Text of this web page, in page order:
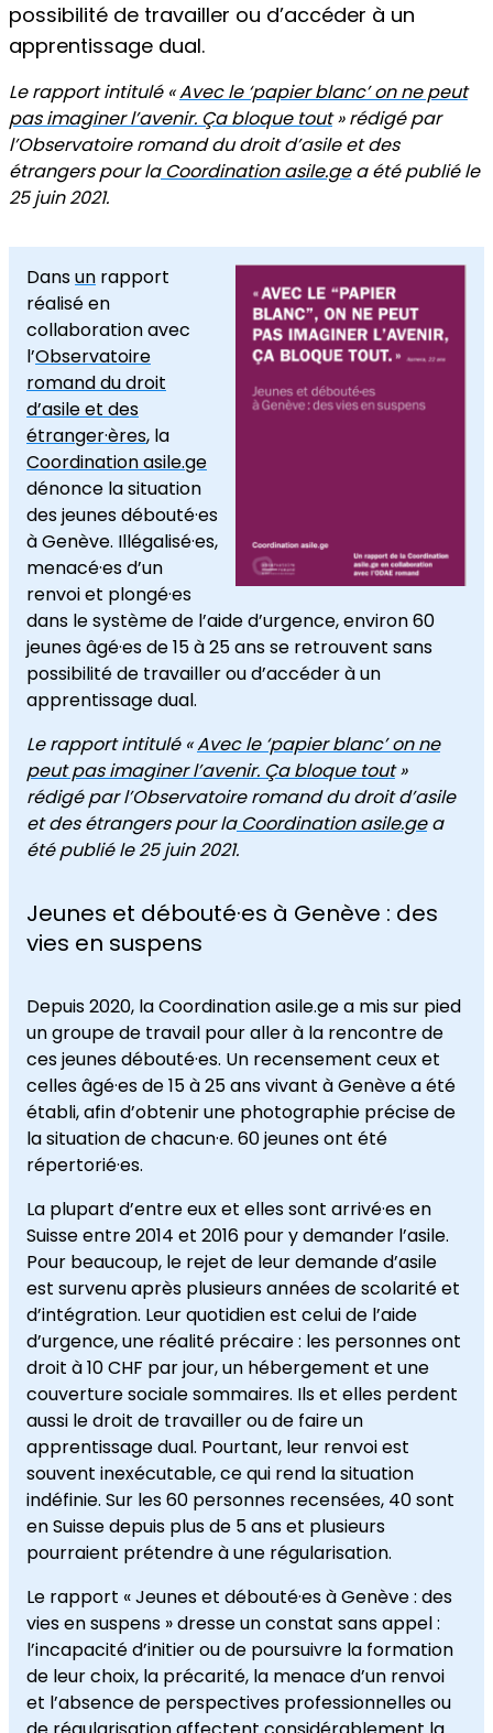
possibilité de travailler ou d’accéder à un
apprentissage dual.
Le rapport intitulé «Avec le ‘papier blanc’ on ne peut
pas imaginer l’avenir. Ça bloque tout» rédigé par
l’Observatoire romand du droit d’asile et des
étrangers pour laCoordination asile.gea été publié le
25 juin 2021.
Dansun rapport
réalisé en
collaboration avec
l’Observatoire
romand du droit
d’asile et des
étranger·ères, la
Coordination asile.ge
dénonce la situation
des jeunes débouté·es
à Genève. Illégalisé·es,
menacé·es d’un
renvoi et plongé·es
dans le système de l’aide d’urgence, environ 60
jeunes âgé·es de 15 à 25 ans se retrouvent sans
possibilité de travailler ou d’accéder à un
apprentissage dual.
Le rapport intitulé «Avec le ‘papier blanc’ on ne
peut pas imaginer l’avenir. Ça bloque tout»
rédigé par l’Observatoire romand du droit d’asile
et des étrangers pour laCoordination asile.gea
été publié le 25 juin 2021.
Jeunes et débouté·es à Genève : des
vies en suspens
Depuis 2020, la Coordination asile.ge a mis sur pied
un groupe de travail pour aller à la rencontre de
ces jeunes débouté·es. Un recensement ceux et
celles âgé·es de 15 à 25 ans vivant à Genève a été
établi, afin d’obtenir une photographie précise de
la situation de chacun·e. 60 jeunes ont été
répertorié·es.
La plupart d’entre eux et elles sont arrivé·es en
Suisse entre 2014 et 2016 pour y demander l’asile.
Pour beaucoup, le rejet de leur demande d’asile
est survenu après plusieurs années de scolarité et
d’intégration. Leur quotidien est celui de l’aide
d’urgence, une réalité précaire : les personnes ont
droit à 10 CHF par jour, un hébergement et une
couverture sociale sommaires. Ils et elles perdent
aussi le droit de travailler ou de faire un
apprentissage dual. Pourtant, leur renvoi est
souvent inexécutable, ce qui rend la situation
indéfinie. Sur les 60 personnes recensées, 40 sont
en Suisse depuis plus de 5 ans et plusieurs
pourraient prétendre à une régularisation.
Le rapport « Jeunes et débouté·es à Genève : des
vies en suspens » dresse un constat sans appel :
l’incapacité d’initier ou de poursuivre la formation
de leur choix, la précarité, la menace d’un renvoi
et l’absence de perspectives professionnelles ou